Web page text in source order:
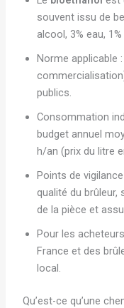
souvent issu de
alcool, 3% eau,
Norme applicable :
publics.
Consommation
budget annuel
h/an (prix du litre
Points de
qualité du brûleur,
de la pièce et
Pour les
France et des
local.
Qu’est-ce qu’une